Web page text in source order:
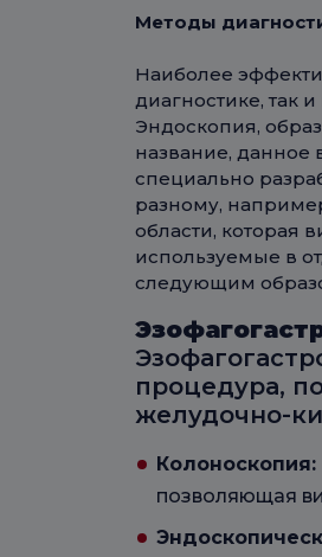
Методы
Наиболее
диагностике, так
Эндоскопия,
название, данное
специально
разному,
области, которая
используемые в
следующим
процедура,
желудочно-
Колоноскопия:
позволяющая